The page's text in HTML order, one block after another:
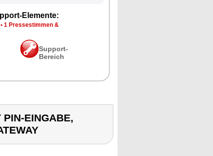
Elemente:
• 1 Pressestimmen &
Support-
Bereich
EINGABE,